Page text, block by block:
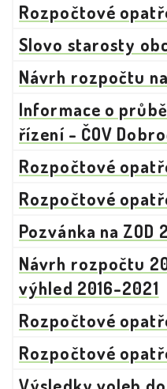
Rozpočtové
Slovo starosty
Návrh rozpočtu
Informace o
řízení - ČOV
Rozpočtové
Rozpočtové
Pozvánka na ZOD
Návrh rozpočtu
výhled 2016-2021
Rozpočtové
Rozpočtové